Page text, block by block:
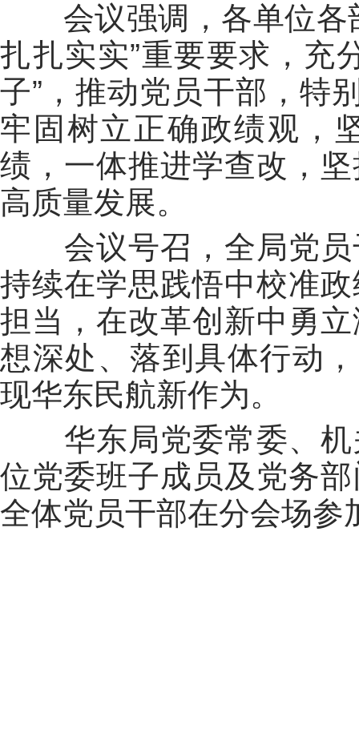
会议强调，各单位各
扎扎实实”重要要求，充
子”，推动党员干部，特
牢固树立正确政绩观，
绩，一体推进学查改，
高质量发展。
会议号召，全局党员
持续在学思践悟中校准
担当，在改革创新中勇
想深处、落到具体行动
现华东民航新作为。
华东局党委常委、机
位党委班子成员及党务
全体党员干部在分会场参